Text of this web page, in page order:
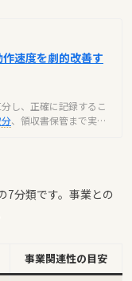
速度を劇的改善す
し、正確に記録するこ
、領収書保管まで実践
7分類です。事業との
事業関連性の目安